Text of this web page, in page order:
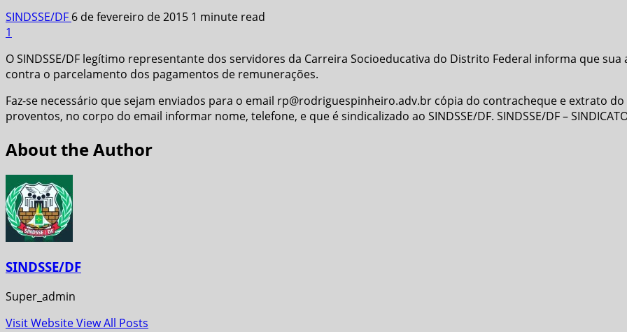
SINDSSE/DF 6 de fevereiro de 2015 1 minute read
1
O SINDSSE/DF legítimo representante dos servidores da Carreira Socioeducativa do Distrito Federal informa que
contra o parcelamento dos pagamentos de remunerações.
Faz-se necessário que sejam enviados para o email rp@rodriguespinheiro.adv.br cópia do contracheque e extrato
proventos, no corpo do email informar nome, telefone, e que é sindicalizado ao SINDSSE/DF. SINDSSE/DF –
About the Author
SINDSSE/DF
Super_admin
Visit WebsiteView All Posts